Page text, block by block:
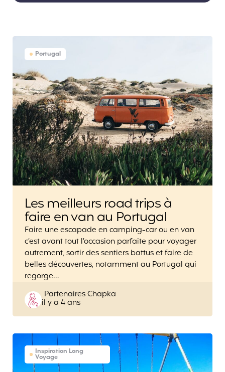
Portugal
Les meilleurs road trips à
faire en van au Portugal
Faire une escapade en camping-car ou en van
c’est avant tout l’occasion parfaite pour voyager
autrement, sortir des sentiers battus et faire de
belles découvertes, notamment au Portugal qui
regorge…
Posted
by
Partenaires Chapka
il y a 4 ans
Inspiration Long
Voyage